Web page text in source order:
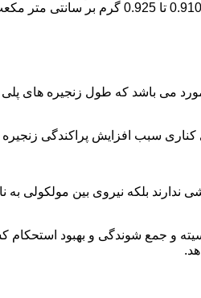
سبب افزایش پراکندگی زنجیره
بلکه نیروی بین مولکولی به
و جمع شوندگی و بهبود